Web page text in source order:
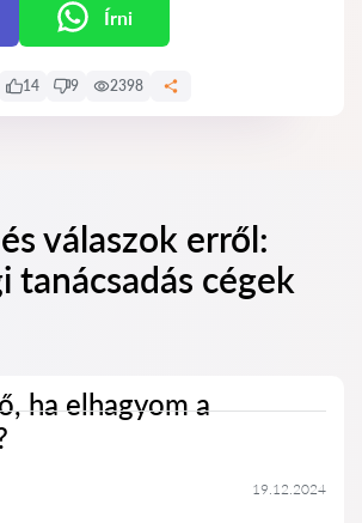
Írni
14 9 2398
válaszok erről:
tanácsadás cégek
ha elhagyom a
19.12.2024